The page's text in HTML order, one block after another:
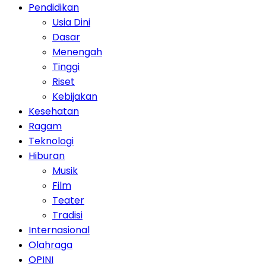
Pendidikan
Usia Dini
Dasar
Menengah
Tinggi
Riset
Kebijakan
Kesehatan
Ragam
Teknologi
Hiburan
Musik
Film
Teater
Tradisi
Internasional
Olahraga
OPINI